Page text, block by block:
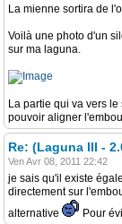
La mienne sortira de
Voilà une photo d'un
sur ma laguna.
La partie qui va vers
pouvoir aligner
Re: (Laguna III -
Ven Avr 08, 2011 22:42
je sais qu'il existe
directement sur
alternative
Pour